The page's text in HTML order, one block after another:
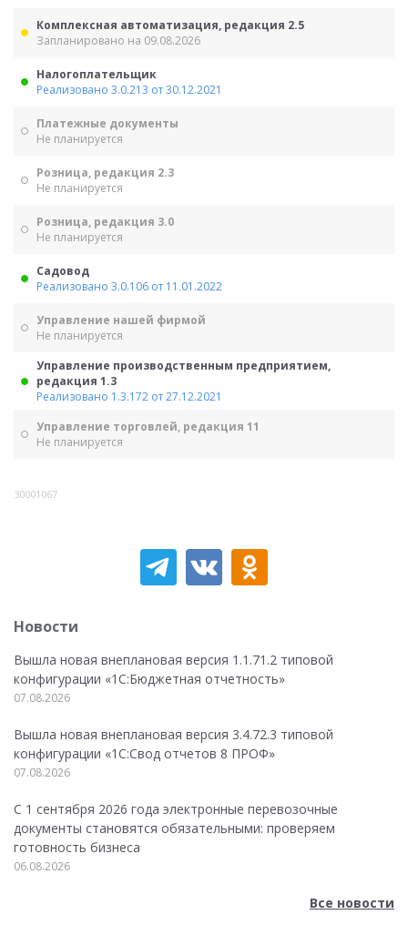
Комплексная автоматизация, редакция 2.5
Запланировано на 09.08.2026
Налогоплательщик
Реализовано 3.0.213 от 30.12.2021
Платежные документы
Не планируется
Розница, редакция 2.3
Не планируется
Розница, редакция 3.0
Не планируется
Садовод
Реализовано 3.0.106 от 11.01.2022
Управление нашей фирмой
Не планируется
Управление производственным предприятием,
редакция 1.3
Реализовано 1.3.172 от 27.12.2021
Управление торговлей, редакция 11
Не планируется
30001067
Новости
Вышла новая внеплановая версия 1.1.71.2 типовой
конфигурации «1C:Бюджетная отчетность»
07.08.2026
Вышла новая внеплановая версия 3.4.72.3 типовой
конфигурации «1C:Свод отчетов 8 ПРОФ»
07.08.2026
С 1 сентября 2026 года электронные перевозочные
документы становятся обязательными: проверяем
готовность бизнеса
06.08.2026
Все новости